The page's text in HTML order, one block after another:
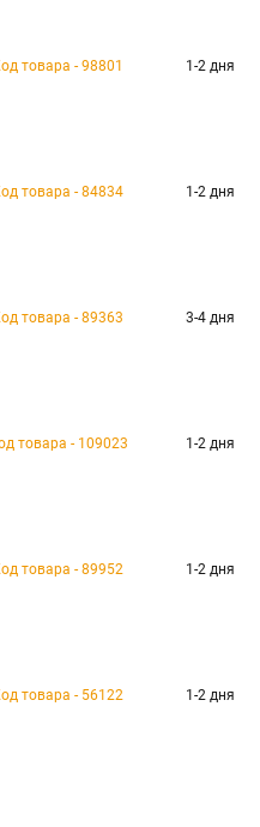
товара - 98801 1-2 дня
товара - 84834 1-2 дня
товара - 89363 3-4 дня
товара - 109023 1-2 дня
товара - 89952 1-2 дня
товара - 56122 1-2 дня